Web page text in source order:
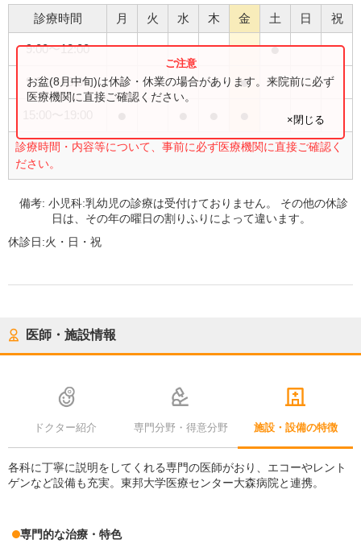
診療時間 月 火 水 木 金 土 日 祝
9:00〜12:00 ●
9:00〜13:00 ● ● ● ●
診療時間・内容等について、事前に必ず医療機関に直接ご確認く
ださい。
お盆(8月中旬)は休診・休業の場合があります。来院前に必ず
医療機関に直接ご確認ください。
×閉じる
備考:小児科:乳幼児の診療は受付けておりません。 その他の休診
日は、その年の曜日の割りふりによって違います。
休診日:火・日・祝
医師・施設情報
ドクター紹介 専門分野・得意分野 施設・設備の特徴
各科に丁寧に説明をしてくれる専門の医師がおり、エコーやレント
ゲンなど設備も充実。東邦大学医療センター大森病院と連携。
専門的な治療・特色